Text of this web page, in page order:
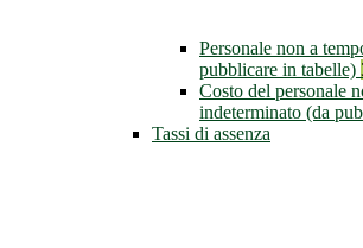
Personale non a
pubblicare in tabelle)
Costo del personale
indeterminato (da
Tassi di assenza